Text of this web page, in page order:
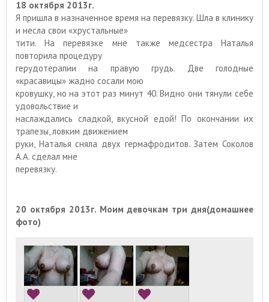
18 октября 2013г.
Я пришла в назначенное время на перевязку. Шла в клинику
и несла свои «хрустальные»
тити. На перевязке мне также медсестра Наталья
повторила процедуру
герудотерапии на правую грудь. Две голодные
«красавицы» жадно сосали мою
кровушку, но на этот раз минут 40. Видно они тянули себе
удовольствие и
наслаждались сладкой, вкусной едой! По окончании их
трапезы, ловким движением
руки, Наталья сняла двух гермафродитов. Затем Соколов
А.А. сделал мне
перевязку.
20 октября 2013г. Моим девочкам три дня(домашнее
фото)